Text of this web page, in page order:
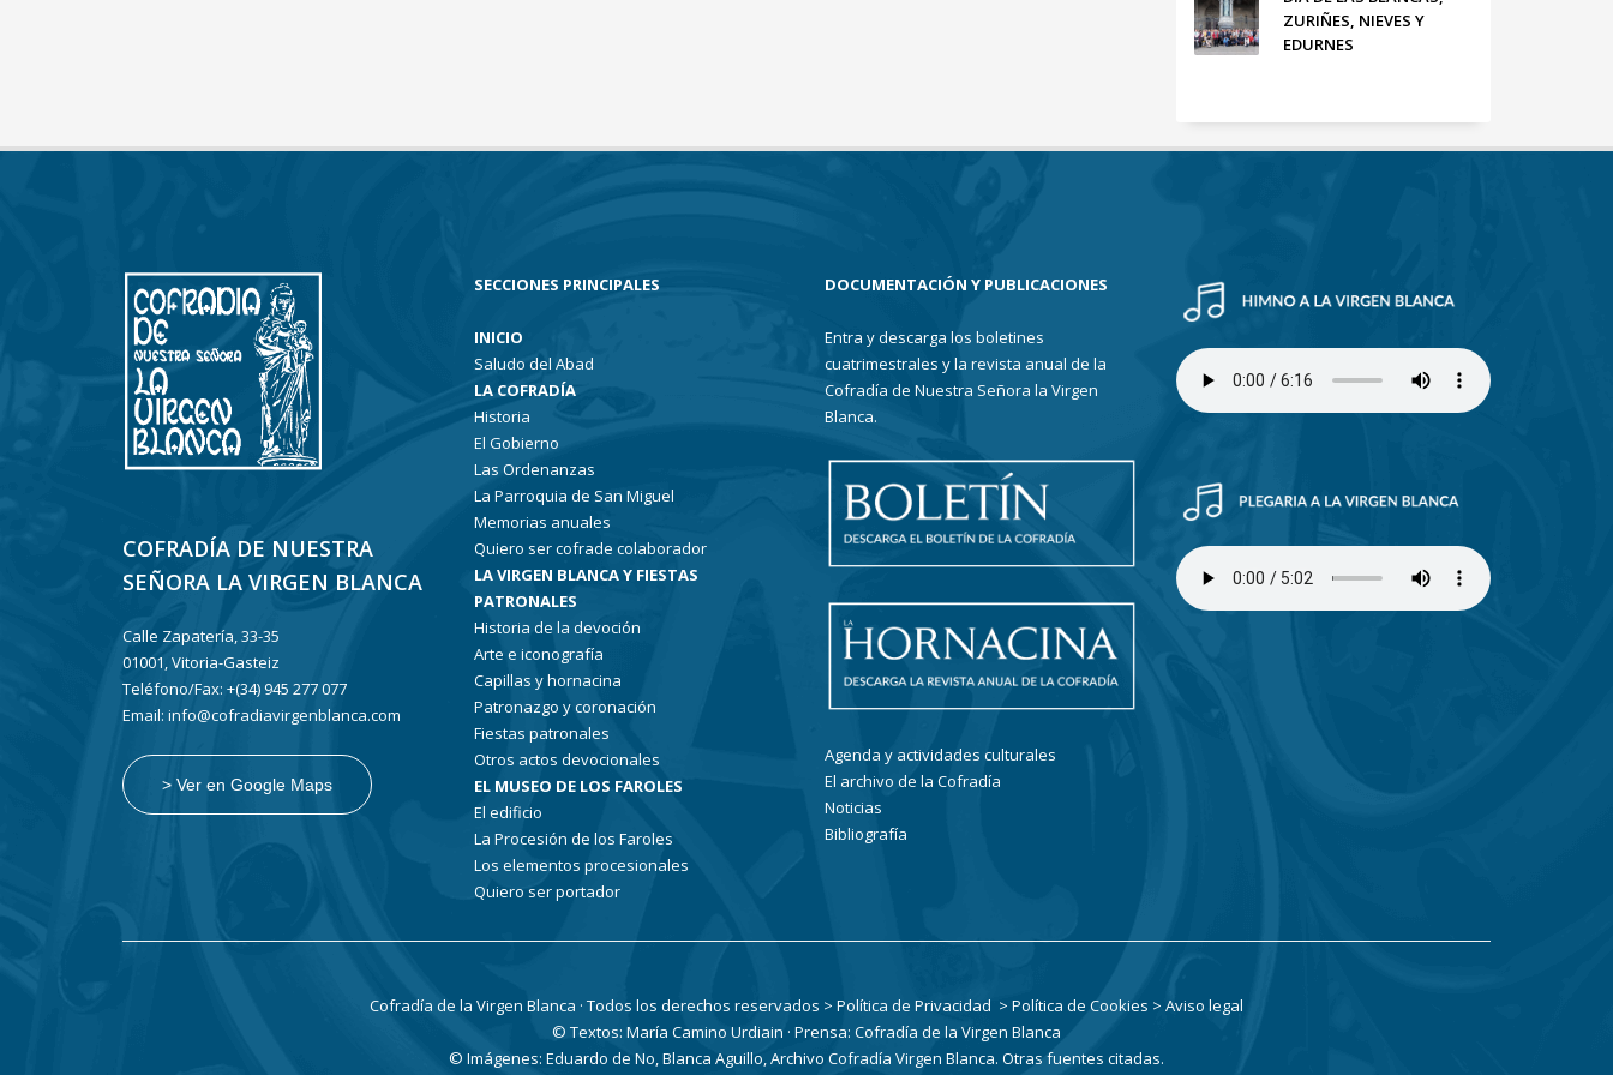
ZURIÑES, NIEVES Y
EDURNES
COFRADÍA DE NUESTRA
SEÑORA LA VIRGEN BLANCA
Calle Zapatería, 33-35
01001, Vitoria-Gasteiz
Teléfono/Fax: +(34) 945 277 077
Email: info@cofradiavirgenblanca.com
> Ver en Google Maps
SECCIONES PRINCIPALES
INICIO
Saludo del Abad
LA COFRADÍA
Historia
El Gobierno
Las Ordenanzas
La Parroquia de San Miguel
Memorias anuales
Quiero ser cofrade colaborador
LA VIRGEN BLANCA Y FIESTAS
PATRONALES
Historia de la devoción
Arte e iconografía
Capillas y hornacina
Patronazgo y coronación
Fiestas patronales
Otros actos devocionales
EL MUSEO DE LOS FAROLES
El edificio
La Procesión de los Faroles
Los elementos procesionales
Quiero ser portador
DOCUMENTACIÓN Y PUBLICACIONES
Entra y descarga los boletines
cuatrimestrales y la revista anual de la
Cofradía de Nuestra Señora la Virgen
Blanca.
Agenda y actividades culturales
El archivo de la Cofradía
Noticias
Bibliografía
Cofradía de la Virgen Blanca · Todos los derechos reservados > Política de Privacidad > Política de Cookies > Aviso legal
© Textos: María Camino Urdiain · Prensa: Cofradía de la Virgen Blanca
© Imágenes: Eduardo de No, Blanca Aguillo, Archivo Cofradía Virgen Blanca. Otras fuentes citadas.